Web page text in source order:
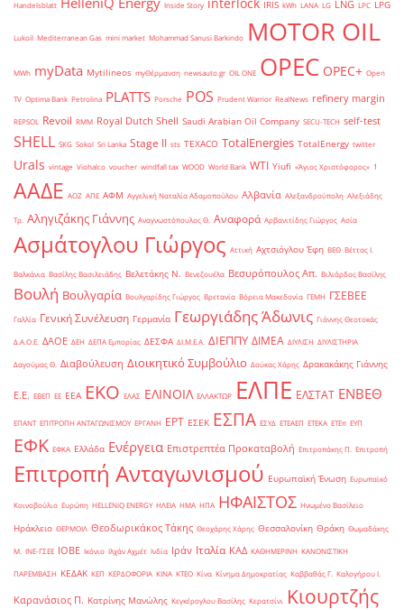
Handelsblatt Inside Story IRIS kWh LANA LG LNG LPC LPG
Lukoil Mediterranean Gas mini market Mohammad Sanusi Barkindo MOTOR OIL
MWh myData Mytilineos myΘέρμανση newsauto.gr OIL ONE OPEC OPEC+ Open
TV Optima Bank Petrolina PLATTS Porsche POS Prudent Warrior RealNews refinery margin
REPSOL Revoil RMM Royal Dutch Shell Saudi Arabian Oil Company SECU-TECH self-test
SHELL SKG Sokol Sri Lanka Stage II sts TEXACO TotalEnergies TotalEnergy twitter
Urals vintage Viohalco voucher windfall tax WOOD World Bank WTI Yiufi «Άγιος Χριστόφορος» ΄1
ΑΑΔΕ ΑΟΖ ΑΠΕ ΑΦΜ Αγγελική Ναταλία Αδαμοπούλου Αλβανία Αλεξανδρούπολη Αλεξιάδης
Τρ. Αληγιζάκης Γιάννης Αναγνωστόπουλος Θ. Αναφορά Αρβανιτίδης Γιώργος Ασία
Ασμάτογλου Γιώργος Αττική Αχτσιόγλου Έφη ΒΕΘ Βέττας Ι.
Βαλκάνια Βασίλης Βασιλειάδης Βελετάκης Ν. Βενεζουέλα Βεσυρόπουλος Απ. Βιλιάρδος Βασίλης
Βουλή Βουλγαρία Βουλγαρίδης Γιώργος Βρετανία Βόρεια Μακεδονία ΓΕΜΗ ΓΣΕΒΕΕ
Γαλλία Γενική Συνέλευση Γερμανία Γεωργιάδης Άδωνις Γιάννης Θεοτοκάς
Δ.Α.Ο.Ε. ΔΑΟΕ ΔΕΗ ΔΕΠΑ Εμπορίας ΔΕΣΦΑ ΔΙ.Μ.Ε.Α. ΔΙΕΠΠΥ ΔΙΜΕΑ ΔΙΥΛΙΣΗ ΔΙΥΛΙΣΤΗΡΙΑ
Δαγούμας Θ. Διαβούλευση Διοικητικό Συμβούλιο Δούκας Χάρης Δρακακάκης Γιάννης
Ε.Ε. ΕΒΕΠ ΕΕ ΕΕΑ ΕΚΟ ΕΛΑΣ ΕΛΙΝΟΙΛ ΕΛΛΑΚΤΩΡ ΕΛΠΕ ΕΛΣΤΑΤ ΕΝΒΕΘ
ΕΠΑΝΤ ΕΠΙΤΡΟΠΗ ΑΝΤΑΓΩΝΙΣΜΟΥ ΕΡΓΑΝΗ ΕΡΤ ΕΣΕΚ ΕΣΠΑ ΕΣΥΔ ΕΤΕΑΕΠ ΕΤΕΚΑ ΕΤΕπ ΕΥΠ
ΕΦΚ ΕΦΚΑ Ελλάδα Ενέργεια Επιστρεπτέα Προκαταβολή Επιτροπάκης Π. Επιτροπή
Επιτροπή Ανταγωνισμού Ευρωπαϊκή Ένωση Ευρωπαϊκό
Κοινοβούλιο Ευρώπη ΗELLENiQ ENERGY ΗΛΕΙΑ ΗΜΑ ΗΠΑ ΗΦΑΙΣΤΟΣ Ηνωμένο Βασίλειο
Ηράκλειο ΘΕΡΜΟΙΛ Θεοδωρικάκος Τάκης Θεοχάρης Χάρης Θεσσαλονίκη Θράκη Θωμαδάκης
Μ. ΙΝΕ-ΓΣΕΕ ΙΟΒΕ Ικόνιο Ιλχάν Αχμέτ Ινδία Ιράν Ιταλία ΚΑΔ ΚΑΘΗΜΕΡΙΝΗ ΚΑΝΟΝΙΣΤΙΚΗ
ΠΑΡΕΜΒΑΣΗ ΚΕΔΑΚ ΚΕΠ ΚΕΡΔΟΦΟΡΙΑ ΚΙΝΑ ΚΤΕΟ Κίνα Κίνημα Δημοκρατίας Καββαθάς Γ. Καλογήρου Ι.
Καρανάσιος Π. Κατρίνης Μανώλης Κεγκέρογλου Βασίλης Κερατσίνι
Κιουρτζής